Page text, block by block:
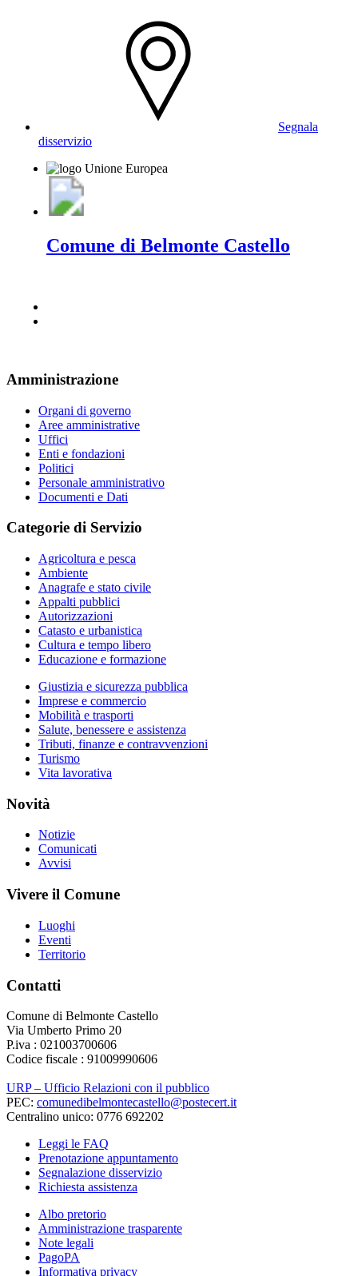
Segnala
disservizio
Comune di Belmonte Castello
Amministrazione
Organi di governo
Aree amministrative
Uffici
Enti e fondazioni
Politici
Personale amministrativo
Documenti e Dati
Categorie di Servizio
Agricoltura e pesca
Ambiente
Anagrafe e stato civile
Appalti pubblici
Autorizzazioni
Catasto e urbanistica
Cultura e tempo libero
Educazione e formazione
Giustizia e sicurezza pubblica
Imprese e commercio
Mobilità e trasporti
Salute, benessere e assistenza
Tributi, finanze e contravvenzioni
Turismo
Vita lavorativa
Novità
Notizie
Comunicati
Avvisi
Vivere il Comune
Luoghi
Eventi
Territorio
Contatti
Comune di Belmonte Castello
Via Umberto Primo 20
P.iva : 021003700606
Codice fiscale : 91009990606
URP – Ufficio Relazioni con il pubblico
PEC: comunedibelmontecastello@postecert.it
Centralino unico: 0776 692202
Leggi le FAQ
Prenotazione appuntamento
Segnalazione disservizio
Richiesta assistenza
Albo pretorio
Amministrazione trasparente
Note legali
PagoPA
Informativa privacy